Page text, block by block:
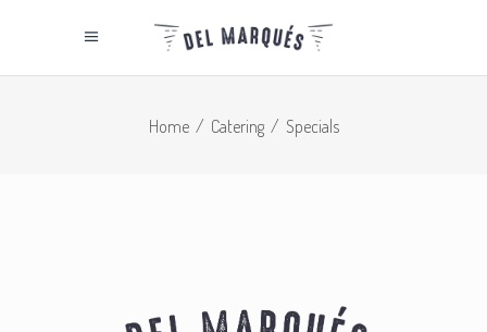
Home/ Catering/ Specials